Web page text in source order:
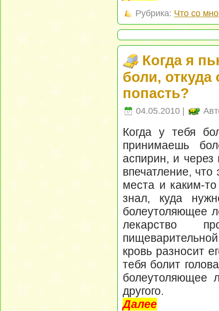
Рубрика: Что со
Когда я
боли, откуда
попасть?
04.05.2010 |
Когда у тебя
принимаешь
аспирин, и через
впечатление,
места и каким-
знал, куда
болеутоляющее
лекарство
кровь разносит
тебя болит
болеутоляющее
другого.
Далее